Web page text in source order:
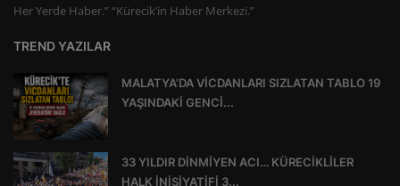
Her Yerde Haber.” “Kürecik’in Haber Merkezi.”
TREND YAZILAR
MALATYA’DA VİCDANLARI SIZLATAN TABLO 19
YAŞINDAKİ GENCİ...
33 YILDIR DİNMİYEN ACI… KÜRECİKLİLER
HALK İNİSİYATİFİ 3...